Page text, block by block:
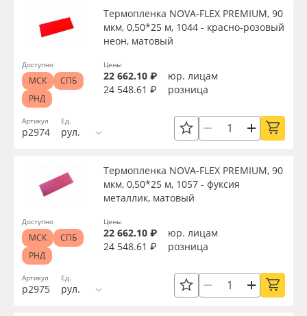
Избранное
8 800 550 7888
Москва
Упаковочные материалы
Оборудование и инструмент
Новинки ассортимента
Orajet 3640
ПЭТ листовой
ПЭТ бэклит
Длина рулона, м
Толщина, мкм
Материал
Текстура
Тип печати
Упаковка
Артикул
р2974
Термопленка NOVA-FLEX PREMIUM, 90
мкм, 0,50*25 м, 1044 - красно-розовый
неон, матовый
Ед.
рул.
Цены
22 662.10 ₽
юр. лицам
24 548.61 ₽
розница
Доступно
МСК
СПБ
РНД
Артикул
р2975
Термопленка NOVA-FLEX PREMIUM, 90
мкм, 0,50*25 м, 1057 - фуксия
металлик, матовый
Ед.
рул.
Цены
22 662.10 ₽
юр. лицам
24 548.61 ₽
розница
Доступно
МСК
СПБ
РНД